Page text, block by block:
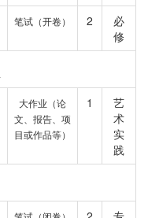
笔试（开卷） 2
必
修
大作业（论
文、报告、项
目或作品等）
1
艺
术
实
践